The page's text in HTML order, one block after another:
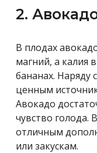
2.
В плодах
магний, а калия
бананах. Наряду
ценным
Авокадо
чувство голода.
отличным
или закускам.